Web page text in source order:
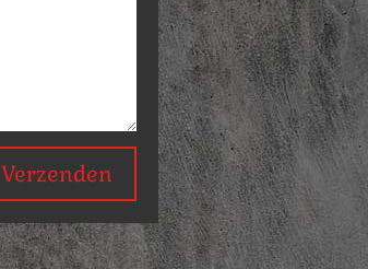
Verzenden